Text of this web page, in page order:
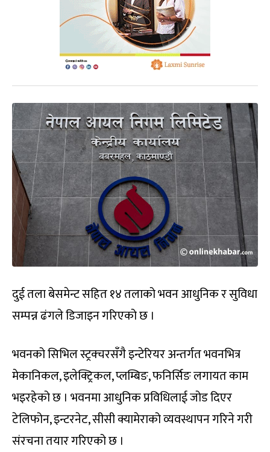
दुई तला बेसमेन्ट सहित १४ तलाको भवन आधुनिक र सुविधा
सम्पन्न ढंगले डिजाइन गरिएको छ ।
भवनको सिभिल स्ट्रक्चरसँगै इन्टेरियर अन्तर्गत भवनभित्र
मेकानिकल, इलेक्ट्रिकल, प्लम्बिङ, फनिर्सिङ लगायत काम
भइरहेको छ । भवनमा आधुनिक प्रविधिलाई जोड दिएर
टेलिफोन, इन्टरनेट, सीसी क्यामेराको व्यवस्थापन गरिने गरी
संरचना तयार गरिएको छ ।